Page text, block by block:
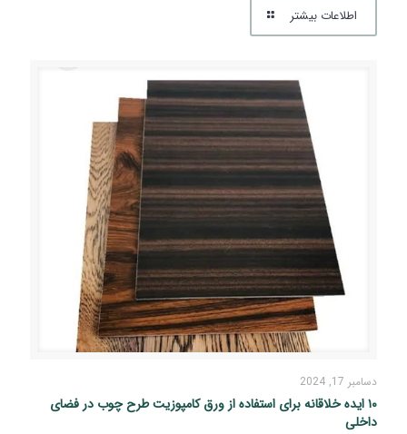
اطلاعات بیشتر
دسامبر 17, 2024
۱۰ ایده خلاقانه برای استفاده از ورق کامپوزیت طرح چوب در فضای
داخلی